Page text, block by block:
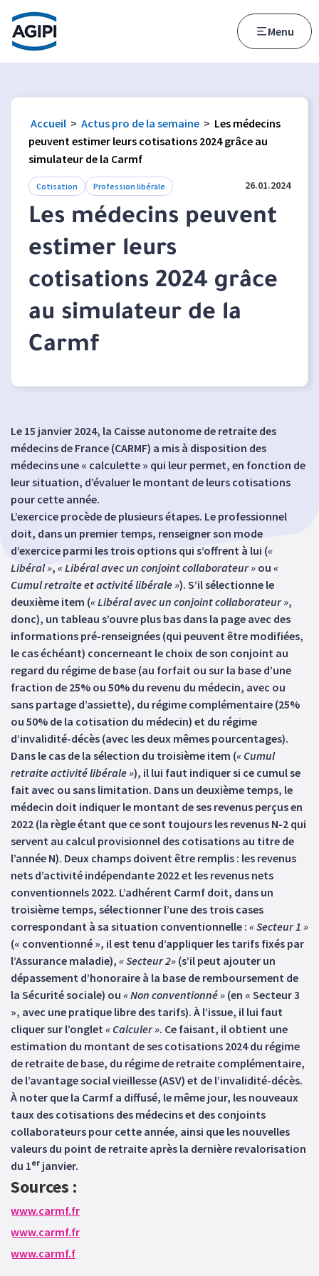
Accès au menu
Accès au contenu principal
Menu
Accueil > Actus pro de la semaine > Les médecins
peuvent estimer leurs cotisations 2024 grâce au
simulateur de la Carmf
Cotisation Profession libérale 26.01.2024
Les médecins peuvent
estimer leurs
cotisations 2024 grâce
au simulateur de la
Carmf
Le 15 janvier 2024, la Caisse autonome de retraite des
médecins de France (CARMF) a mis à disposition des
médecins une « calculette » qui leur permet, en fonction de
leur situation, d’évaluer le montant de leurs cotisations
pour cette année.
L’exercice procède de plusieurs étapes. Le professionnel
doit, dans un premier temps, renseigner son mode
d’exercice parmi les trois options qui s’offrent à lui («
Libéral », « Libéral avec un conjoint collaborateur » ou «
Cumul retraite et activité libérale »). S’il sélectionne le
deuxième item (« Libéral avec un conjoint collaborateur »,
donc), un tableau s’ouvre plus bas dans la page avec des
informations pré-renseignées (qui peuvent être modifiées,
le cas échéant) concerneant le choix de son conjoint au
regard du régime de base (au forfait ou sur la base d’une
fraction de 25% ou 50% du revenu du médecin, avec ou
sans partage d’assiette), du régime complémentaire (25%
ou 50% de la cotisation du médecin) et du régime
d’invalidité-décès (avec les deux mêmes pourcentages).
Dans le cas de la sélection du troisième item (« Cumul
retraite activité libérale »), il lui faut indiquer si ce cumul se
fait avec ou sans limitation. Dans un deuxième temps, le
médecin doit indiquer le montant de ses revenus perçus en
2022 (la règle étant que ce sont toujours les revenus N-2 qui
servent au calcul provisionnel des cotisations au titre de
l’année N). Deux champs doivent être remplis : les revenus
nets d’activité indépendante 2022 et les revenus nets
conventionnels 2022. L’adhérent Carmf doit, dans un
troisième temps, sélectionner l’une des trois cases
correspondant à sa situation conventionnelle : « Secteur 1 »
(« conventionné », il est tenu d’appliquer les tarifs fixés par
l’Assurance maladie), « Secteur 2» (s’il peut ajouter un
dépassement d’honoraire à la base de remboursement de
la Sécurité sociale) ou « Non conventionné » (en « Secteur 3
», avec une pratique libre des tarifs). À l’issue, il lui faut
cliquer sur l’onglet « Calculer ». Ce faisant, il obtient une
estimation du montant de ses cotisations 2024 du régime
de retraite de base, du régime de retraite complémentaire,
de l’avantage social vieillesse (ASV) et de l’invalidité-décès.
À noter que la Carmf a diffusé, le même jour, les nouveaux
taux des cotisations des médecins et des conjoints
collaborateurs pour cette année, ainsi que les nouvelles
valeurs du point de retraite après la dernière revalorisation
du 1er janvier.
Sources :
www.carmf.fr
www.carmf.fr
www.carmf.f